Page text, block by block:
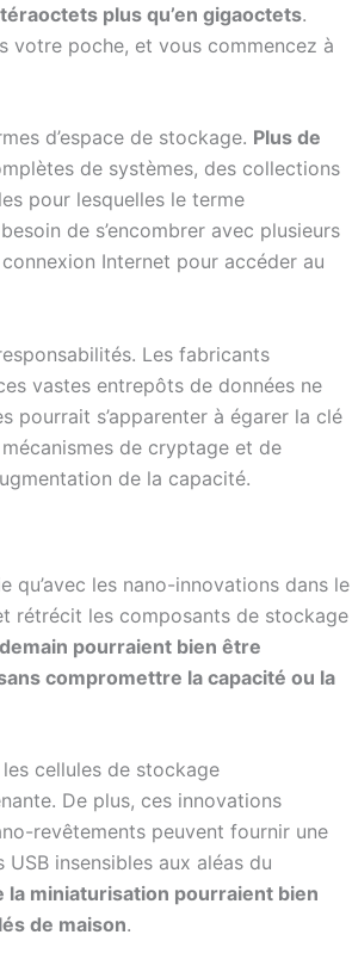
plus qu’en gigaoctets.
votre poche, et vous commencez à
d’espace de stockage. Plus de
de systèmes, des collections
pour lesquelles le terme
de s’encombrer avec plusieurs
Internet pour accéder au
Les fabricants
vastes entrepôts de données ne
pourrait s’apparenter à égarer la clé
de cryptage et de
de la capacité.
qu’avec les nano-innovations dans le
rétrécit les composants de stockage
pourraient bien être
compromettre la capacité ou la
cellules de stockage
De plus, ces innovations
revêtements peuvent fournir une
insensibles aux aléas du
la miniaturisation pourraient bien
de maison.